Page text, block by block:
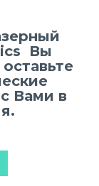
Вы
Вами в